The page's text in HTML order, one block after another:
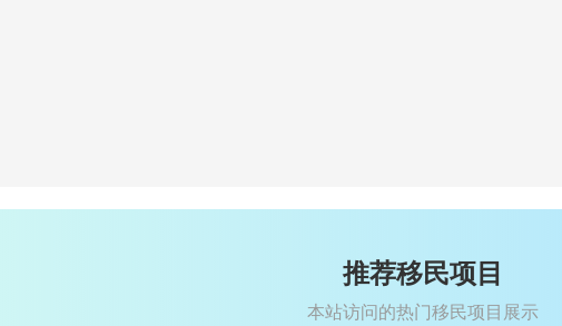
推荐移民项目
本站访问的热门移民项目展示